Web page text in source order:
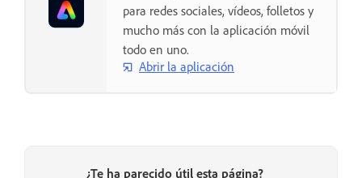
para redes sociales, vídeos, folletos y
mucho más con la aplicación móvil
todo en uno.
Abrir la aplicación
¿Te ha parecido útil esta página?